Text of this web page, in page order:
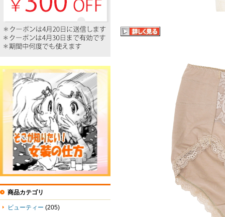
商品カテゴリ
ビューティー (205)